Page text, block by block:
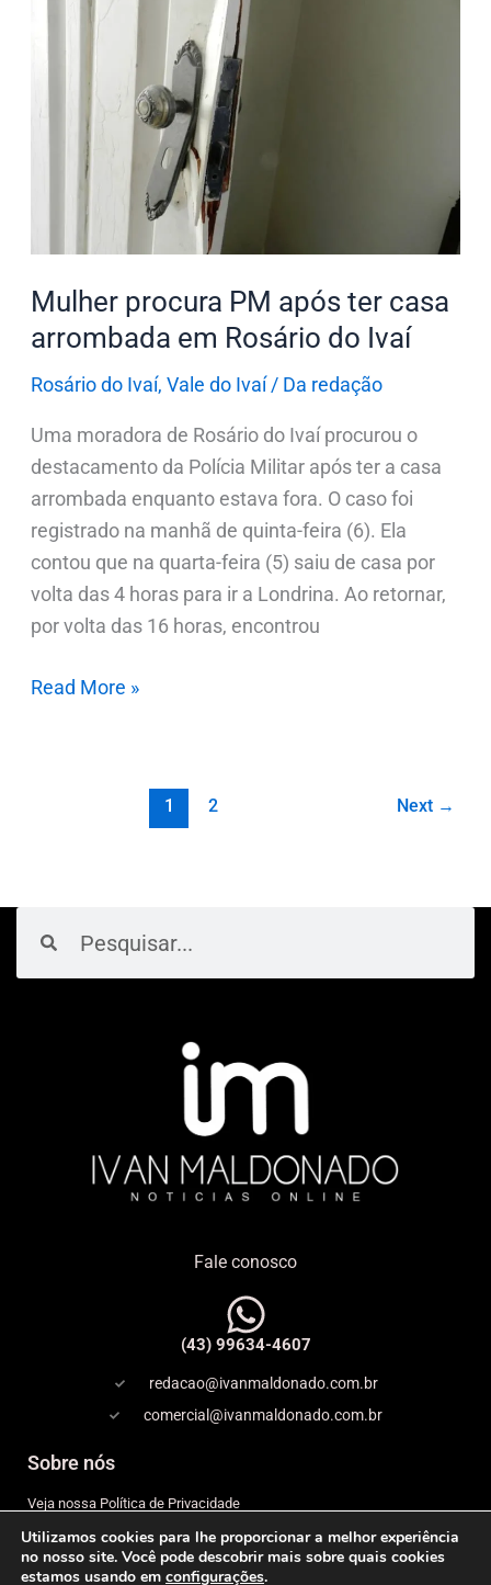
Mulher procura PM após ter casa
arrombada em Rosário do Ivaí
Rosário do Ivaí, Vale do Ivaí/ Da redação
Uma moradora de Rosário do Ivaí procurou o
destacamento da Polícia Militar após ter a casa
arrombada enquanto estava fora. O caso foi
registrado na manhã de quinta-feira (6). Ela
contou que na quarta-feira (5) saiu de casa por
volta das 4 horas para ir a Londrina. Ao retornar,
por volta das 16 horas, encontrou
ter
arrombada
Ivaí
Read More »
1 2 Next →
Fale conosco
(43) 99634-4607
redacao@ivanmaldonado.com.br
comercial@ivanmaldonado.com.br
Sobre nós
Veja nossa Política de Privacidade
Copyright
Utilizamos cookies para lhe proporcionar a melhor experiência
no nosso site. Você pode descobrir mais sobre quais cookies
estamos usando em configurações.